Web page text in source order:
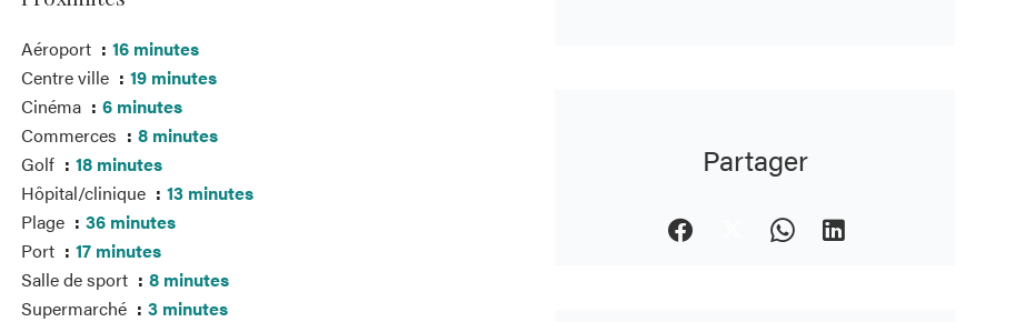
Aéroport
16 minutes
Centre ville
19 minutes
Cinéma
6 minutes
Commerces
8 minutes
Golf
18 minutes
Hôpital/clinique
13 minutes
Plage
36 minutes
Port
17 minutes
Salle de sport
8 minutes
Supermarché
3 minutes
Partager